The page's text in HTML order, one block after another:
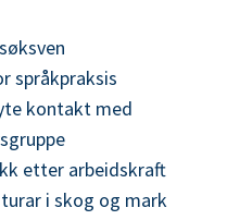
språkpraksis
kontakt med
etter arbeidskraft
i skog og mark